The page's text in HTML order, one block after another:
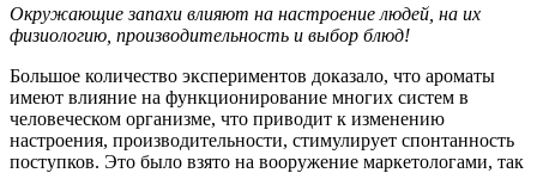
Окружающие запахи влияют на настроение людей, на их
физиологию, производительность и выбор блюд!
Большое количество экспериментов доказало, что ароматы
имеют влияние на функционирование многих систем в
человеческом организме, что приводит к изменению
настроения, производительности, стимулирует спонтанность
поступков. Это было взято на вооружение маркетологами, так